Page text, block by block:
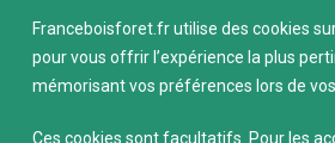
Franceboisforet.fr utilise des cookies
pour vous offrir l’expérience la plus
mémorisant vos préférences lors de vos
Ces cookies sont facultatifs. Pour les
Conception :